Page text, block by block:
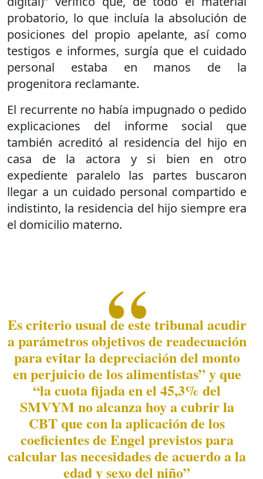
probatorio, lo que incluía la absolución de
posiciones del propio apelante, así como
testigos e informes, surgía que el cuidado
personal estaba en manos de la
progenitora reclamante.
El recurrente no había impugnado o pedido
explicaciones del informe social que
también acreditó al residencia del hijo en
casa de la actora y si bien en otro
expediente paralelo las partes buscaron
llegar a un cuidado personal compartido e
indistinto, la residencia del hijo siempre era
el domicilio materno.
Es criterio usual de este tribunal acudir
a parámetros objetivos de readecuación
para evitar la depreciación del monto
en perjuicio de los alimentistas” y que
“la cuota fijada en el 45,3% del
SMVYM no alcanza hoy a cubrir la
CBT que con la aplicación de los
coeficientes de Engel previstos para
calcular las necesidades de acuerdo a la
edad y sexo del niño”